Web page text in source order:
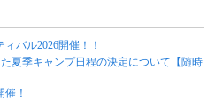
バル2026開催！！
夏季キャンプ日程の決定について【随時
催！